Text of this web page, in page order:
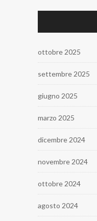
ottobre 2025
settembre 2025
giugno 2025
marzo 2025
dicembre 2024
novembre 2024
ottobre 2024
agosto 2024